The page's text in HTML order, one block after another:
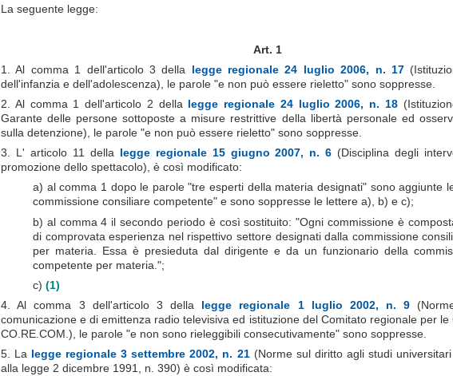
La seguente legge:
Art. 1
1. Al comma 1 dell'articolo 3 della legge regionale 24 luglio 2006, n. 17
dell'infanzia e dell'adolescenza), le parole "e non può essere rieletto" sono soppresse.
2. Al comma 1 dell'articolo 2 della legge regionale 24 luglio 2006, n. 18
Garante delle persone sottoposte a misure restrittive della libertà personale ed
sulla detenzione), le parole "e non può essere rieletto" sono soppresse.
3. L' articolo 11 della legge regionale 15 giugno 2007, n. 6 (Disciplina degli
promozione dello spettacolo), è così modificato:
a) al comma 1 dopo le parole "tre esperti della materia designati" sono aggiunte
commissione consiliare competente" e sono soppresse le lettere a), b) e c);
b) al comma 4 il secondo periodo è così sostituito: "Ogni commissione è
di comprovata esperienza nel rispettivo settore designati dalla commissione
per materia. Essa è presieduta dal dirigente e da un funzionario della
competente per materia.";
c) (1)
4. Al comma 3 dell'articolo 3 della legge regionale 1 luglio 2002, n. 9
comunicazione e di emittenza radio televisiva ed istituzione del Comitato regionale per le
CO.RE.COM.), le parole "e non sono rieleggibili consecutivamente" sono soppresse.
5. La legge regionale 3 settembre 2002, n. 21(Norme sul diritto agli studi
alla legge 2 dicembre 1991, n. 390) è così modificata: